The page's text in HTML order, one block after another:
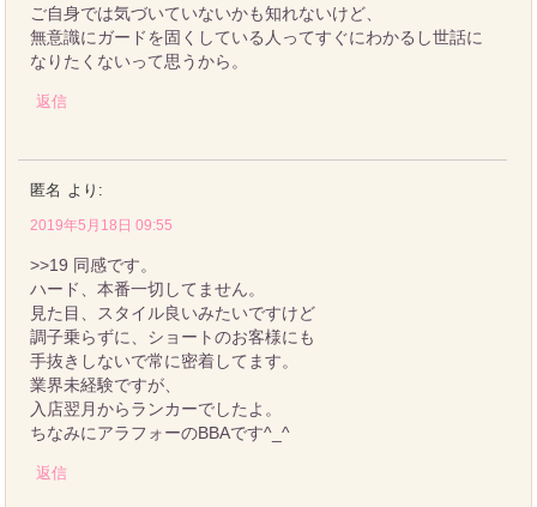
ご自身では気づいていないかも知れないけど、
無意識にガードを固くしている人ってすぐにわかるし世話に
なりたくないって思うから。
返信
匿名 より:
2019年5月18日 09:55
>>19 同感です。
ハード、本番一切してません。
見た目、スタイル良いみたいですけど
調子乗らずに、ショートのお客様にも
手抜きしないで常に密着してます。
業界未経験ですが、
入店翌月からランカーでしたよ。
ちなみにアラフォーのBBAです^_^
返信